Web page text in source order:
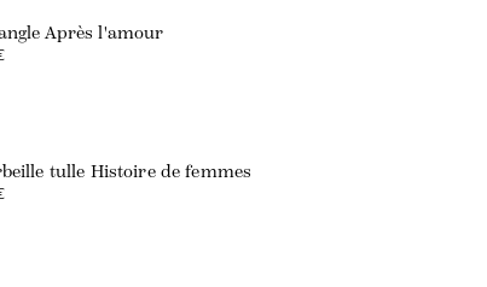
Après l'amour
tulle Histoire de femmes